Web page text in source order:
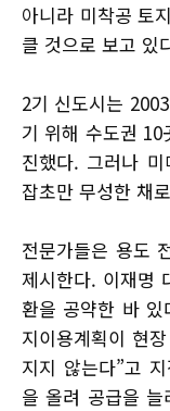
아니라 미착공 토
클 것으로 보고 있
2기 신도시는
기 위해 수도권
진했다. 그러나
잡초만 무성한 채
전문가들은 용도
제시한다. 이재명
환을 공약한 바
지이용계획이 현
지지 않는다”고
을 올려 공급을